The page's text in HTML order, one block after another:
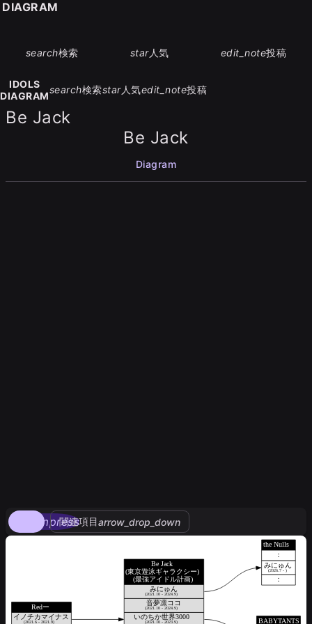
search検索 star人気 edit_note投稿
IDOLS
DIAGRAM
search検索star人気edit_note投稿
Be Jack
Be Jack
Diagram
compress
関連項目arrow_drop_down